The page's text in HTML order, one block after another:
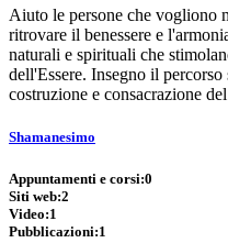
Aiuto le persone che vogliono
ritrovare il benessere e
naturali e spirituali che
dell'Essere. Insegno il
costruzione e consacrazione
Shamanesimo
Appuntamenti e corsi:0
Siti web:2
Video:1
Pubblicazioni:1